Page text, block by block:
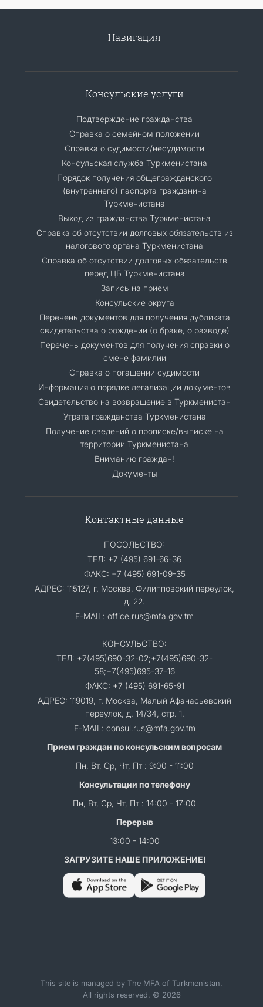
Навигация
Консульские услуги
Подтверждение гражданства
Справка о семейном положении
Справка о судимости/несудимости
Консульская служба Туркменистана
Порядок получения общегражданского
(внутреннего) паспорта гражданина
Туркменистана
Выход из гражданства Туркменистана
Справка об отсутствии долговых обязательств из
налогового органа Туркменистана
Справка об отсутствии долговых обязательств
перед ЦБ Туркменистана
Запись на прием
Консульские округа
Перечень документов для получения дубликата
свидетельства о рождении (о браке, о разводе)
Перечень документов для получения справки о
смене фамилии
Справка о погашении судимости
Информация о порядке легализации документов
Cвидетельство на возвращение в Туркменистан
Утрата гражданства Туркменистана
Получение сведений о прописке/выписке на
территории Туркменистана
Вниманию граждан!
Документы
Контактные данные
ПОСОЛЬСТВО:
ТЕЛ: +7 (495) 691-66-36
ФАКС: +7 (495) 691-09-35
АДРЕС: 115127, г. Москва, Филипповский переулок,
д. 22.
E-MAIL: office.rus@mfa.gov.tm
КОНСУЛЬСТВО:
ТЕЛ: +7(495)690-32-02;+7(495)690-32-
58;+7(495)695-37-16
ФАКС: +7 (495) 691-65-91
АДРЕС: 119019, г. Москва, Малый Афанасьевский
переулок, д. 14/34, стр. 1.
E-MAIL: consul.rus@mfa.gov.tm
Прием граждан по консульским вопросам
Пн, Вт, Ср, Чт, Пт : 9:00 - 11:00
Консультации по телефону
Пн, Вт, Ср, Чт, Пт : 14:00 - 17:00
Перерыв
13:00 - 14:00
ЗАГРУЗИТЕ НАШЕ ПРИЛОЖЕНИЕ!
This site is managed by The MFA of Turkmenistan.
All rights reserved. © 2026